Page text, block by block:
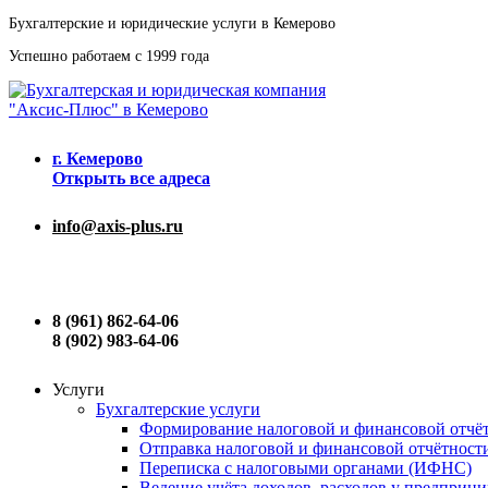
Бухгалтерские и юридические услуги в Кемерово
Успешно работаем с 1999 года
г. Кемерово
Открыть все адреса
info@axis-plus.ru
8 (961) 862-64-06
8 (902) 983-64-06
Услуги
Бухгалтерские услуги
Формирование налоговой и финансовой
Отправка налоговой и финансовой
Переписка с налоговыми органами (ИФНС)